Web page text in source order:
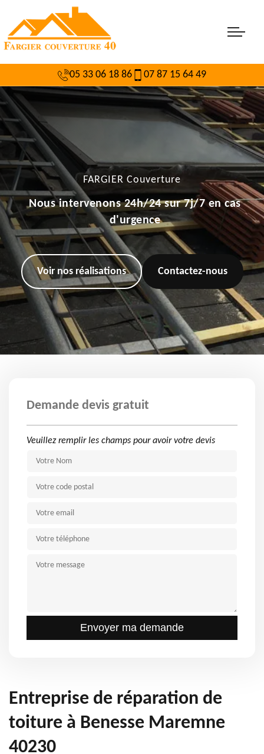
05 33 06 18 86 07 87 15 64 49
FARGIER Couverture
Nous intervenons 24h/24 sur 7j/7 en cas
d'urgence
Voir nos réalisations Contactez-nous
Demande devis gratuit
Veuillez remplir les champs pour avoir votre devis
Entreprise de réparation de
toiture à Benesse Maremne
40230